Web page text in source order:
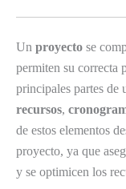
Un proyecto se
permiten su correcta
principales partes de
recursos,
de estos elementos
proyecto, ya que
y se optimicen los